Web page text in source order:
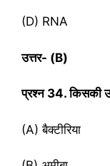
(D) RNA
उत्तर- (B)
प्रश्‍न 34. किसकी
(A) बैक्टीरिया